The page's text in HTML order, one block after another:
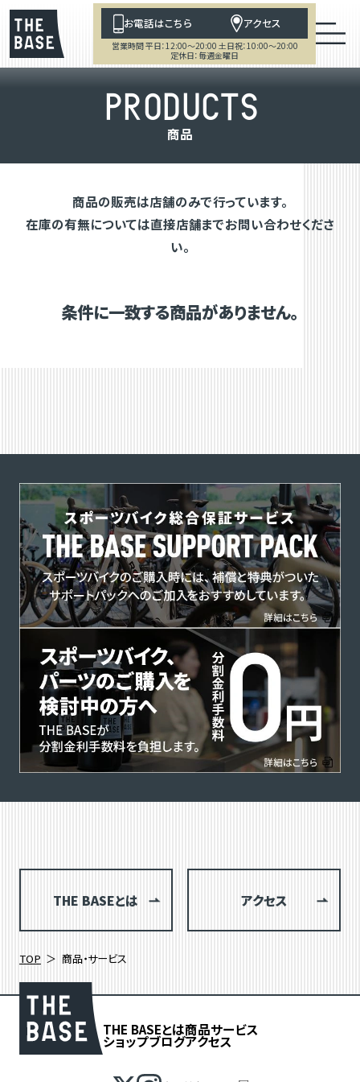
お電話はこちら アクセス
営業時間 平日：12:00～20:00 土日祝：10:00～20:00
定休日：毎週金曜日
PRODUCTS
商品
商品の販売は店舗のみで行っています。
在庫の有無については直接店舗までお問い合わせくださ
い。
条件に一致する商品がありません。
THE BASEとは アクセス
TOP 商品・サービス
THE BASEとは商品サービス
ショップブログアクセス